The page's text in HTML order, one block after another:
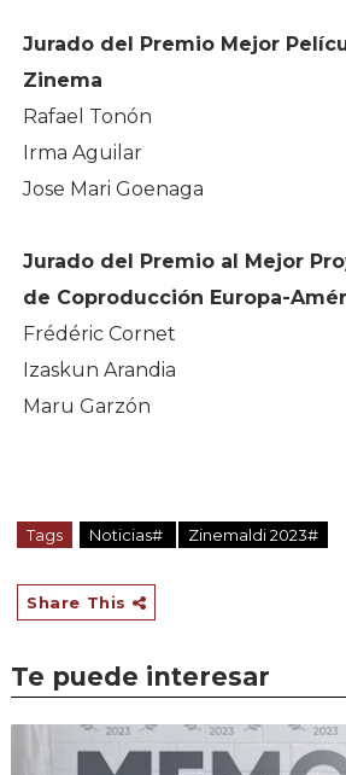
Jurado del Premio Mejor
Zinema
Rafael Tonón
Irma Aguilar
Jose Mari Goenaga
Jurado del Premio al Mejor
de Coproducción Europa-
Frédéric Cornet
Izaskun Arandia
Maru Garzón
Tags Noticias# Zinemaldi 2023#
Share This
Te puede interesar